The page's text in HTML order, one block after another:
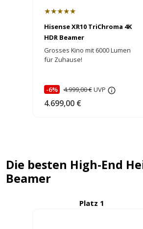
★★★★★
Hisense XR10 TriChroma 4K
HDR Beamer
Grosses Kino mit 6000 Lumen
für Zuhause!
-6% 4.999,00 €UVP
4.699,00 €
Die besten High-End
Beamer
Platz 1